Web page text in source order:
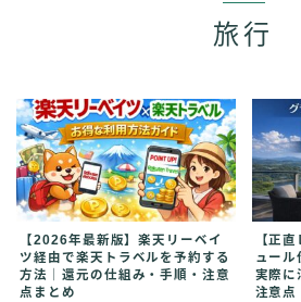
雑記
お問い合わせ
旅行
【2026年最新版】楽天リーベイ
ツ経由で楽天トラベルを予約する
方法｜還元の仕組み・手順・注意
点まとめ
【正
ュール
実際に
注意点